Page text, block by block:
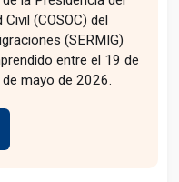
(COSOC) del
(SERMIG)
entre el 19 de
mayo de 2026.